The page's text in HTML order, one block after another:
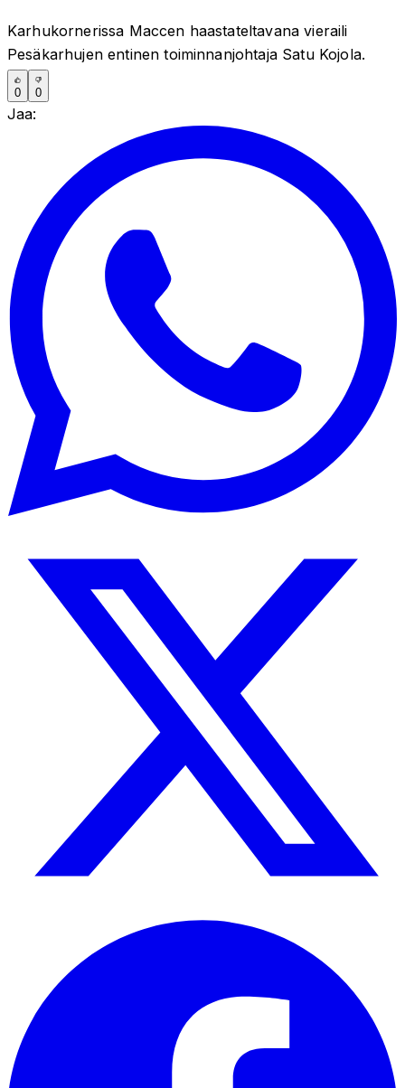
Karhukornerissa Maccen haastateltavana vieraili
Pesäkarhujen entinen toiminnanjohtaja Satu Kojola.
0 0
Jaa: